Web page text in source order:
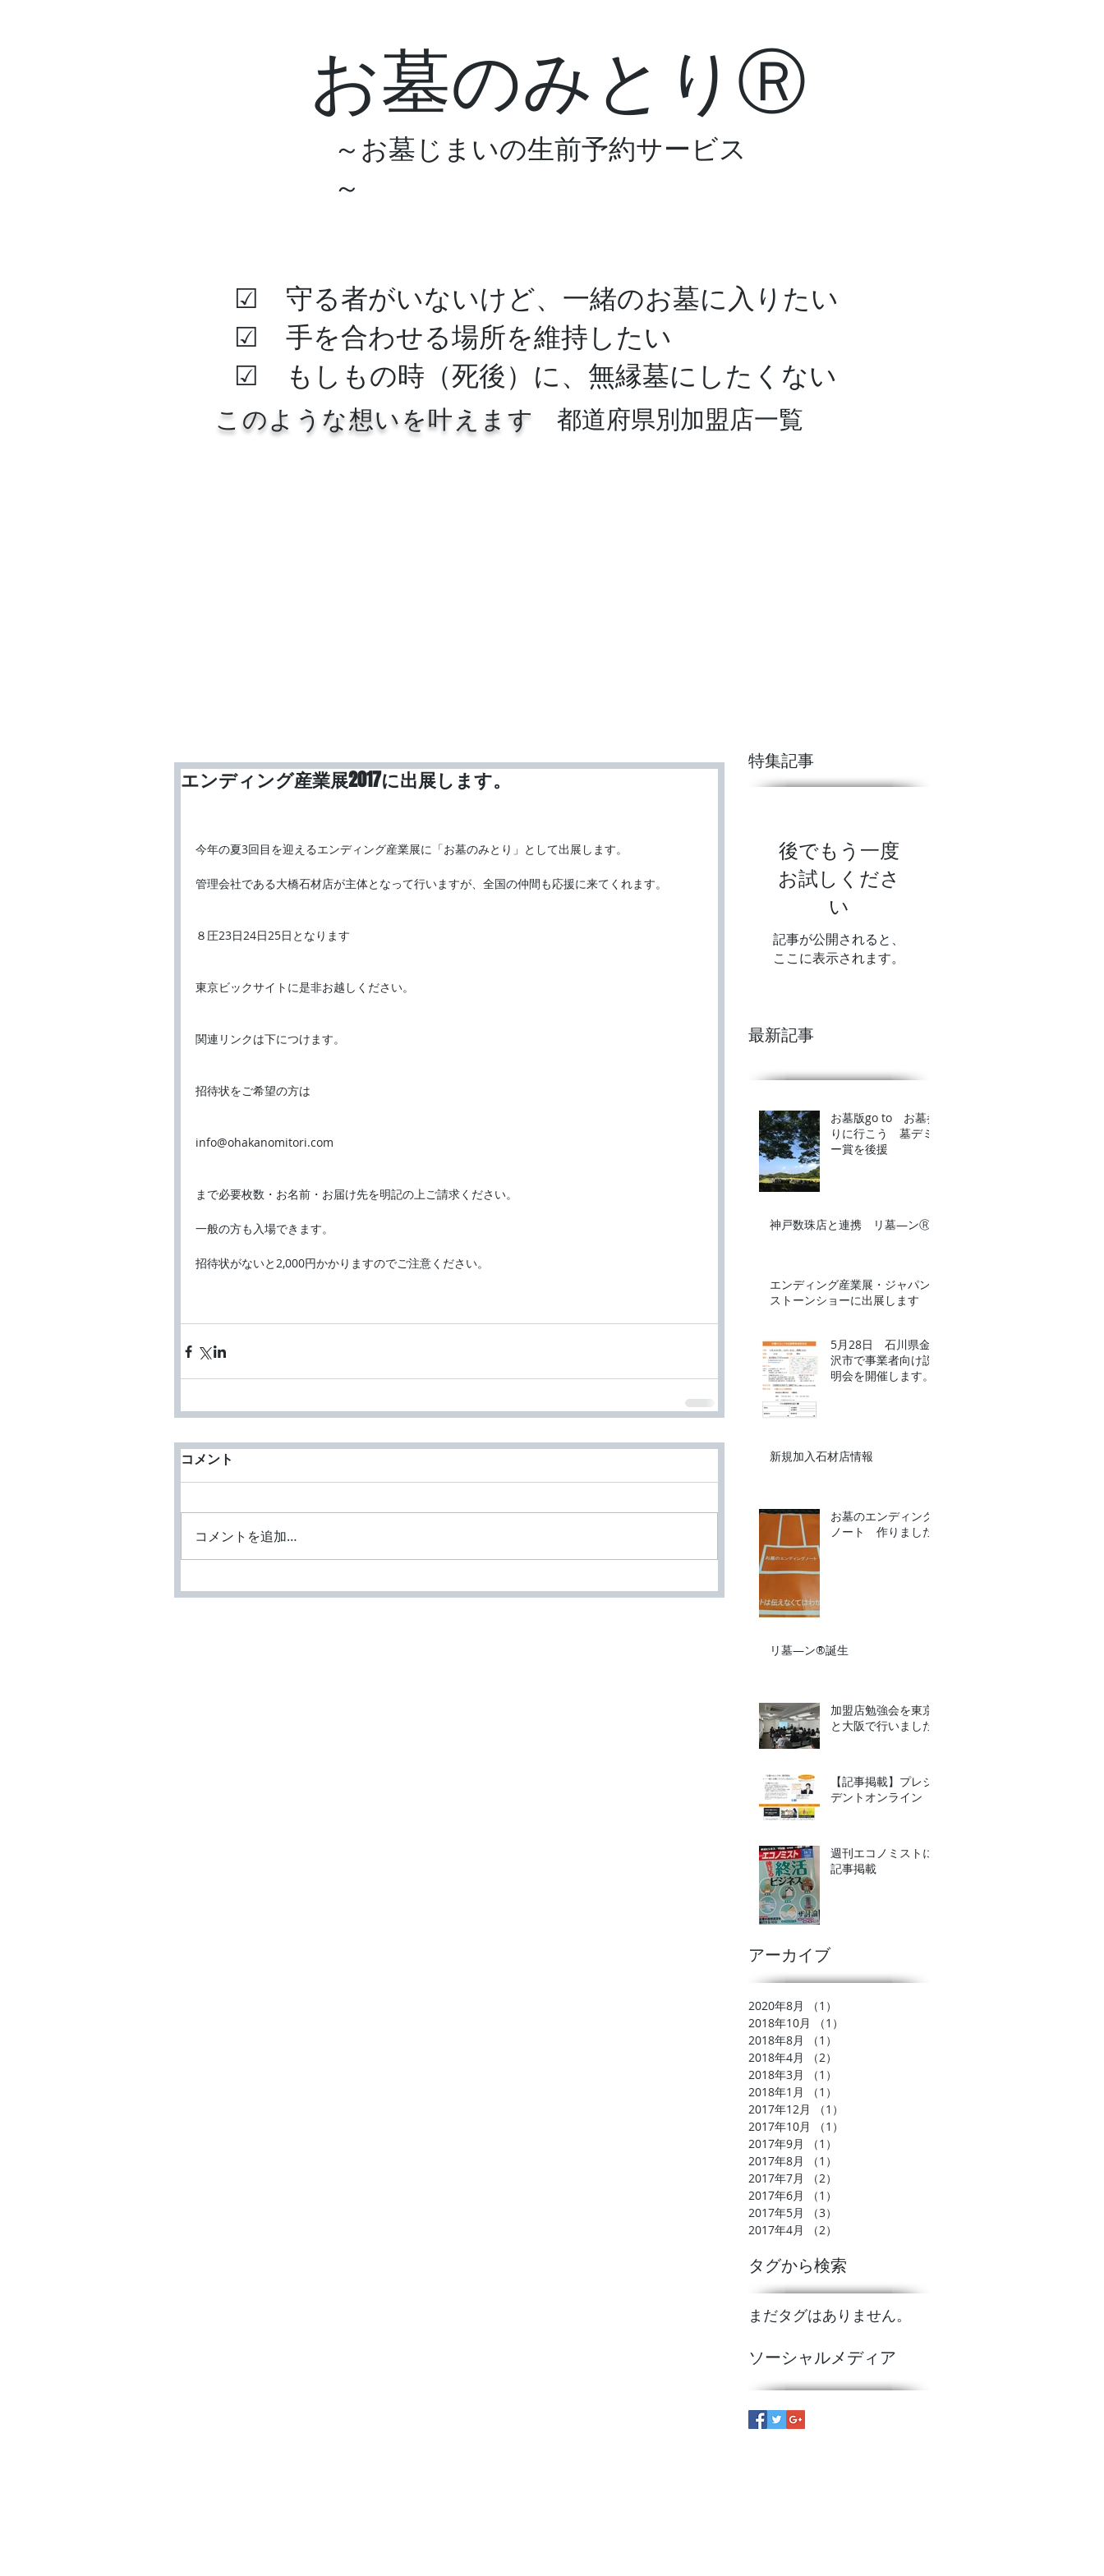
お墓のみとりⓇ
～お墓じまいの生前予約サービス
～
☑ 守る者がいないけど、一緒のお墓に入りたい
☑ 手を合わせる場所を維持したい
​☑ もしもの時（死後）に、無縁墓にしたくない
このような想いを叶えます 都道府県別加盟店一覧
エンディング産業展2017に出展します。
今年の夏3回目を迎えるエンディング産業展に「お墓のみとり」として出展します。
管理会社である大橋石材店が主体となって行いますが、全国の仲間も応援に来てくれます。
８圧23日24日25日となります
東京ビックサイトに是非お越しください。
関連リンクは下につけます。
招待状をご希望の方は
info@ohakanomitori.com
まで必要枚数・お名前・お届け先を明記の上ご請求ください。
一般の方も入場できます。
招待状がないと2,000円かかりますのでご注意ください。
コメント
コメントを追加…
特集記事
後でもう一度
お試しくださ
い
記事が公開されると、
ここに表示されます。
最新記事
お墓版go to お墓参
りに行こう 墓デミ
ー賞を後援
神戸数珠店と連携 リ墓―ンⓇ
エンディング産業展・ジャパン
ストーンショーに出展します
5月28日 石川県金
沢市で事業者向け説
明会を開催します。
新規加入石材店情報
お墓のエンディング
ノート 作りました
リ墓―ン®誕生
加盟店勉強会を東京
と大阪で行いました
【記事掲載】プレジ
デントオンライン
週刊エコノミストに
記事掲載
アーカイブ
2020年8月 （1）
2018年10月
（1）
2018年8月
（1）
2018年4月
（2）
2018年3月
（1）
2018年1月
（1）
2017年12月
（1）
2017年10月
（1）
2017年9月
（1）
2017年8月
（1）
2017年7月
（2）
2017年6月
（1）
2017年5月
（3）
2017年4月
（2）
タグから検索
まだタグはありません。
ソーシャルメディア